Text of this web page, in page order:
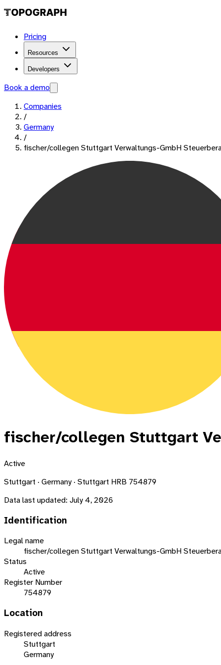
Pricing
Resources
Developers
Book a demo
Companies
/
Germany
/
fischer/collegen Stuttgart Verwaltungs-GmbH
fischer/collegen Stuttgart
Active
Stuttgart · Germany · Stuttgart HRB 754879
Data last updated: July 4, 2026
Identification
Legal name
fischer/collegen Stuttgart Verwaltungs-GmbH
Status
Active
Register Number
754879
Location
Registered address
Stuttgart
Germany